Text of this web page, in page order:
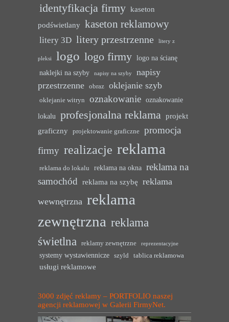
identyfikacja firmy kaseton
podświetlany kaseton reklamowy
litery 3D litery przestrzenne litery z
pleksi logo logo firmy logo na ścianę
naklejki na szyby
napisy na szyby
napisy
przestrzenne
obraz oklejanie szyb
oklejanie witryn oznakowanie oznakowanie
lokalu profesjonalna reklama projekt
graficzny
projektowanie graficzne
promocja
firmy realizacje reklama
reklama do lokalu reklama na okna reklama na
samochód reklama na szybę reklama
wewnętrzna reklama
zewnętrzna reklama
świetlna
reklamy zewnętrzne reprezentacyjne
systemy wystawiennicze szyld tablica reklamowa
usługi reklamowe
3000 zdjęć reklamy – PORTFOLIO naszej
agencji reklamowej w Galerii FirmyNet.